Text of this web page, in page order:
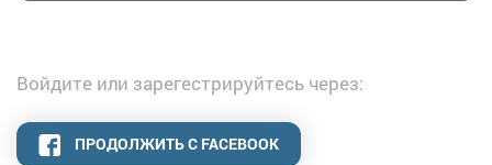
Войдите или зарегестрируйтесь через:
ПРОДОЛЖИТЬ С FACEBOOK